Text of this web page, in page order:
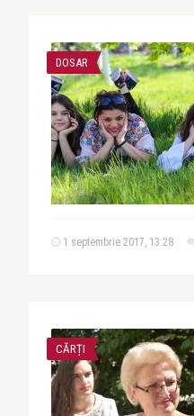
DOSAR
1 septembrie 2017, 13:28
CĂRȚI